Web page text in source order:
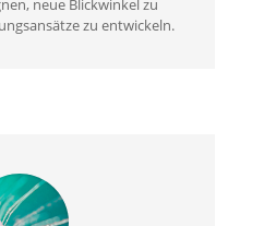
neue Blickwinkel zu
zu entwickeln.